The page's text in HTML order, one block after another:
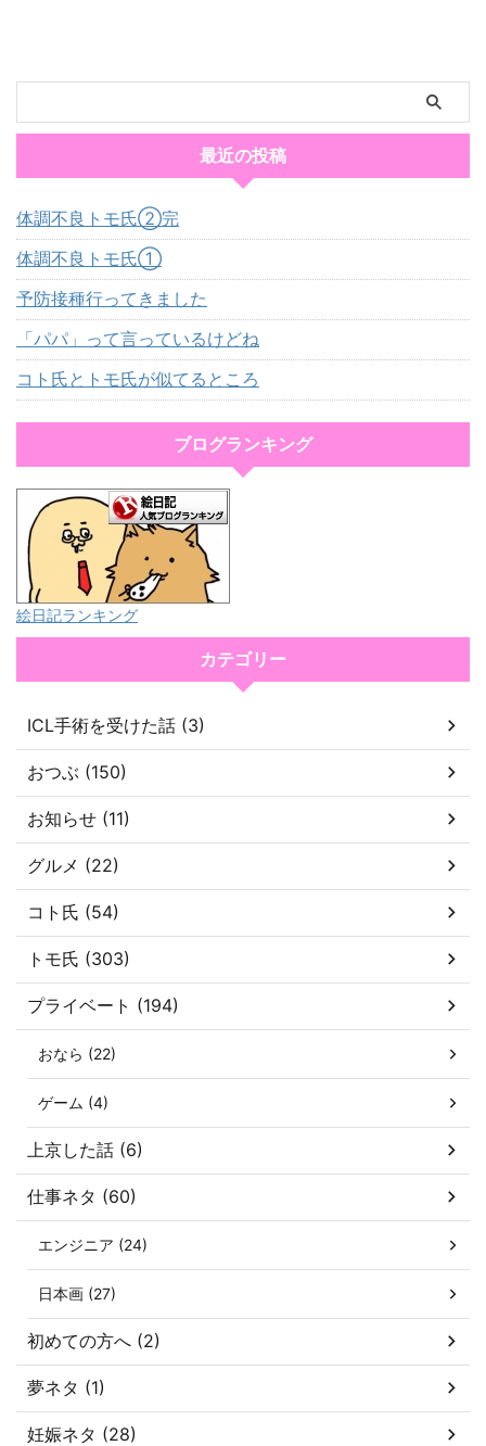
最近の投稿
体調不良トモ氏②完
体調不良トモ氏①
予防接種行ってきました
「パパ」って言っているけどね
コト氏とトモ氏が似てるところ
ブログランキング
絵日記ランキング
カテゴリー
ICL手術を受けた話 (3)
おつぶ (150)
お知らせ (11)
グルメ (22)
コト氏 (54)
トモ氏 (303)
プライベート (194)
おなら (22)
ゲーム (4)
上京した話 (6)
仕事ネタ (60)
エンジニア (24)
日本画 (27)
初めての方へ (2)
夢ネタ (1)
妊娠ネタ (28)